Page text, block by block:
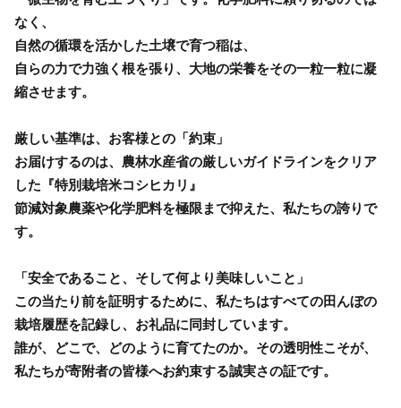
なく、
自然の循環を活かした土壌で育つ稲は、
自らの力で力強く根を張り、大地の栄養をその一粒一粒に凝
縮させます。
厳しい基準は、お客様との「約束」
お届けするのは、農林水産省の厳しいガイドラインをクリア
した『特別栽培米コシヒカリ』
節減対象農薬や化学肥料を極限まで抑えた、私たちの誇りで
す。
「安全であること、そして何より美味しいこと」
この当たり前を証明するために、私たちはすべての田んぼの
栽培履歴を記録し、お礼品に同封しています。
誰が、どこで、どのように育てたのか。その透明性こそが、
私たちが寄附者の皆様へお約束する誠実さの証です。